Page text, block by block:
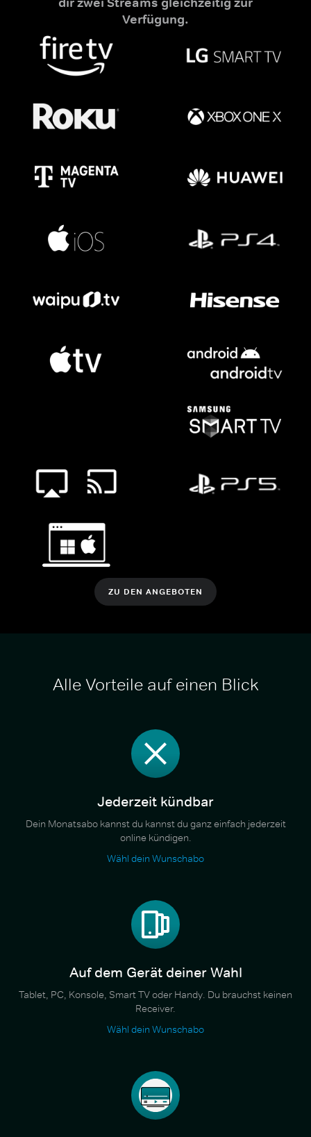
Verfügung.
ZU DEN ANGEBOTEN
Alle Vorteile auf einen Blick
Jederzeit kündbar
Dein Monatsabo kannst du kannst du ganz einfach jederzeit
online kündigen.
Wähl dein Wunschabo
Auf dem Gerät deiner Wahl
Tablet, PC, Konsole, Smart TV oder Handy. Du brauchst keinen
Receiver.
Wähl dein Wunschabo